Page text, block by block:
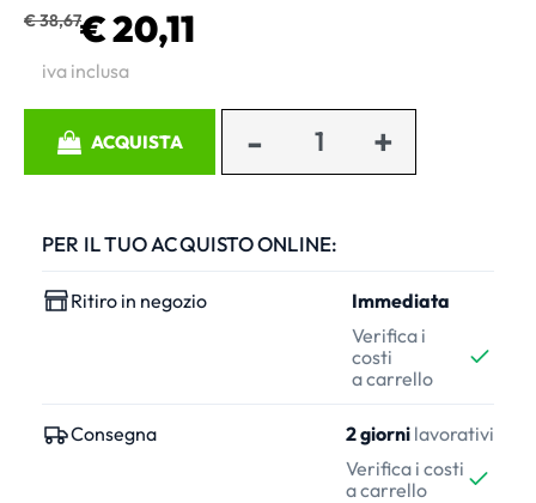
€ 38,67€ 20,11
iva inclusa
ACQUISTA
PER IL TUO ACQUISTO ONLINE:
Ritiro in negozio
Immediata
Verifica i
costi
a carrello
Consegna 2 giorni lavorativi
Verifica i costi
a carrello